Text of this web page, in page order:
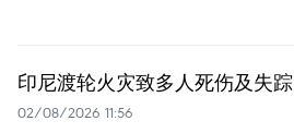
印尼渡轮火灾致多人死伤及失踪
02/08/2026 11:56